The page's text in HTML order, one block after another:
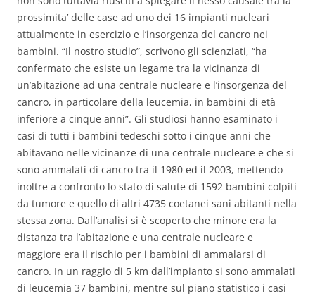
prossimita’ delle case ad uno dei 16 impianti nucleari
attualmente in esercizio e l’insorgenza del cancro nei
bambini. “Il nostro studio”, scrivono gli scienziati, “ha
confermato che esiste un legame tra la vicinanza di
un’abitazione ad una centrale nucleare e l’insorgenza del
cancro, in particolare della leucemia, in bambini di età
inferiore a cinque anni”. Gli studiosi hanno esaminato i
casi di tutti i bambini tedeschi sotto i cinque anni che
abitavano nelle vicinanze di una centrale nucleare e che si
sono ammalati di cancro tra il 1980 ed il 2003, mettendo
inoltre a confronto lo stato di salute di 1592 bambini colpiti
da tumore e quello di altri 4735 coetanei sani abitanti nella
stessa zona. Dall’analisi si è scoperto che minore era la
distanza tra l’abitazione e una centrale nucleare e
maggiore era il rischio per i bambini di ammalarsi di
cancro. In un raggio di 5 km dall’impianto si sono ammalati
di leucemia 37 bambini, mentre sul piano statistico i casi